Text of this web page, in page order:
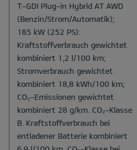
T-GDI Plug-in Hybrid AT AWD
(Benzin/Strom/Automatik);
185 kW (252 PS):
Kraftstoffverbrauch gewichtet
kombiniert 1,2 l/100 km;
Stromverbrauch gewichtet
kombiniert 18,8 kWh/100 km;
CO₂-Emissionen gewichtet
kombiniert 28 g/km. CO₂-Klasse
B. Kraftstoffverbrauch bei
entladener Batterie kombiniert